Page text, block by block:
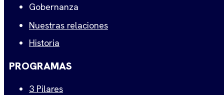
Gobernanza
Nuestras relaciones
Historia
PROGRAMAS
3 Pilares